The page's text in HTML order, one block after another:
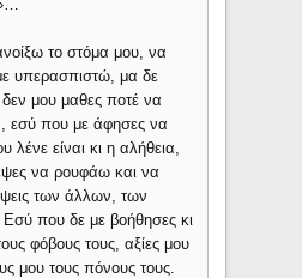
το στόμα μου, να
υπερασπιστώ, μα δε
μου μαθες ποτέ να
εσύ που με άφησες να
λένε είναι κι η αλήθεια,
να ρουφάω και να
των άλλων, των
που δε με βοήθησες κι
φόβους τους, αξίες μου
μου τους πόνους τους.